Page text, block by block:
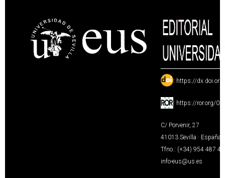
: https://
: https://ror.org/
C/ Porvenir, 27
41013 Sevilla · España
Tfno.: (+34) 954 487
info-eus@us.es